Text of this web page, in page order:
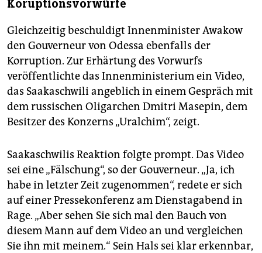
Koruptionsvorwürfe
Gleichzeitig beschuldigt Innenminister Awakow
den Gouverneur von Odessa ebenfalls der
Korruption. Zur Erhärtung des Vorwurfs
veröffentlichte das Innenministerium ein Video,
das Saakaschwili angeblich in einem Gespräch mit
dem russischen Oligarchen Dmitri Masepin, dem
Besitzer des Konzerns „Uralchim“, zeigt.
Saakaschwilis Reaktion folgte prompt. Das Video
sei eine „Fälschung“, so der Gouverneur. „Ja, ich
habe in letzter Zeit zugenommen“, redete er sich
auf einer Pressekonferenz am Dienstagabend in
Rage. „Aber sehen Sie sich mal den Bauch von
diesem Mann auf dem Video an und vergleichen
Sie ihn mit meinem.“ Sein Hals sei klar erkennbar,